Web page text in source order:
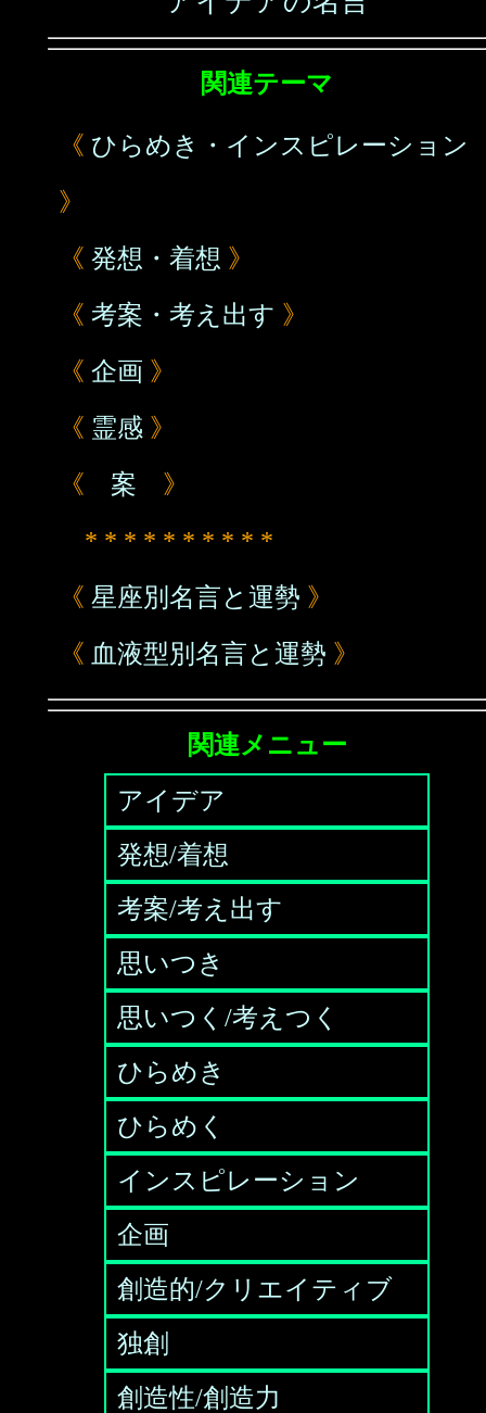
関連テーマ
《 ひらめき・インスピレーション
》
《 発想・着想 》
《 考案・考え出す 》
《 企画 》
《 霊感 》
《 案 》
* * * * * * * * * *
《 星座別名言と運勢 》
《 血液型別名言と運勢 》
関連メニュー
アイデア
発想/着想
考案/考え出す
思いつき
思いつく/考えつく
ひらめき
ひらめく
インスピレーション
企画
創造的/クリエイティブ
独創
創造性/創造力